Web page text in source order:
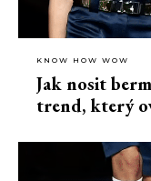
KNOW HOW WOW
Jak nosit
trend, který